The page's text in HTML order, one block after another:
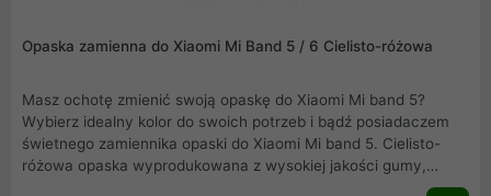
Opaska zamienna do Xiaomi Mi Band 5 / 6 Cielisto-różowa
Masz ochotę zmienić swoją opaskę do Xiaomi Mi band 5?
Wybierz idealny kolor do swoich potrzeb i bądź posiadaczem
świetnego zamiennika opaski do Xiaomi Mi band 5. Cielisto-
różowa opaska wyprodukowana z wysokiej jakości gumy,